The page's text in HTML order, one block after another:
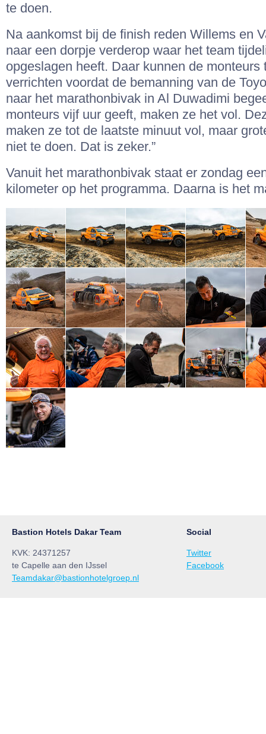
te doen.
Na aankomst bij de finish reden Willems en
naar een dorpje verderop waar het team
opgeslagen heeft. Daar kunnen de monteurs
verrichten voordat de bemanning van de
naar het marathonbivak in Al Duwadimi
monteurs vijf uur geeft, maken ze het vol.
maken ze tot de laatste minuut vol, maar
niet te doen. Dat is zeker.”
Vanuit het marathonbivak staat er zondag
kilometer op het programma. Daarna is het
Bastion Hotels Dakar Team
KVK: 24371257
te Capelle aan den IJssel
Teamdakar@bastionhotelgroep.nl
Social
Twitter
Facebook